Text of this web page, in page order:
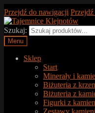
Przejdź do nawigacji
Szukaj:
Menu
Sklep
Start
Minerały i
Biżuteria z
Biżuteria z
Figurki z
Zestawy kamieni